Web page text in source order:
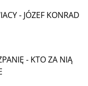
- JÓZEF KONRAD
- KTO ZA NIĄ